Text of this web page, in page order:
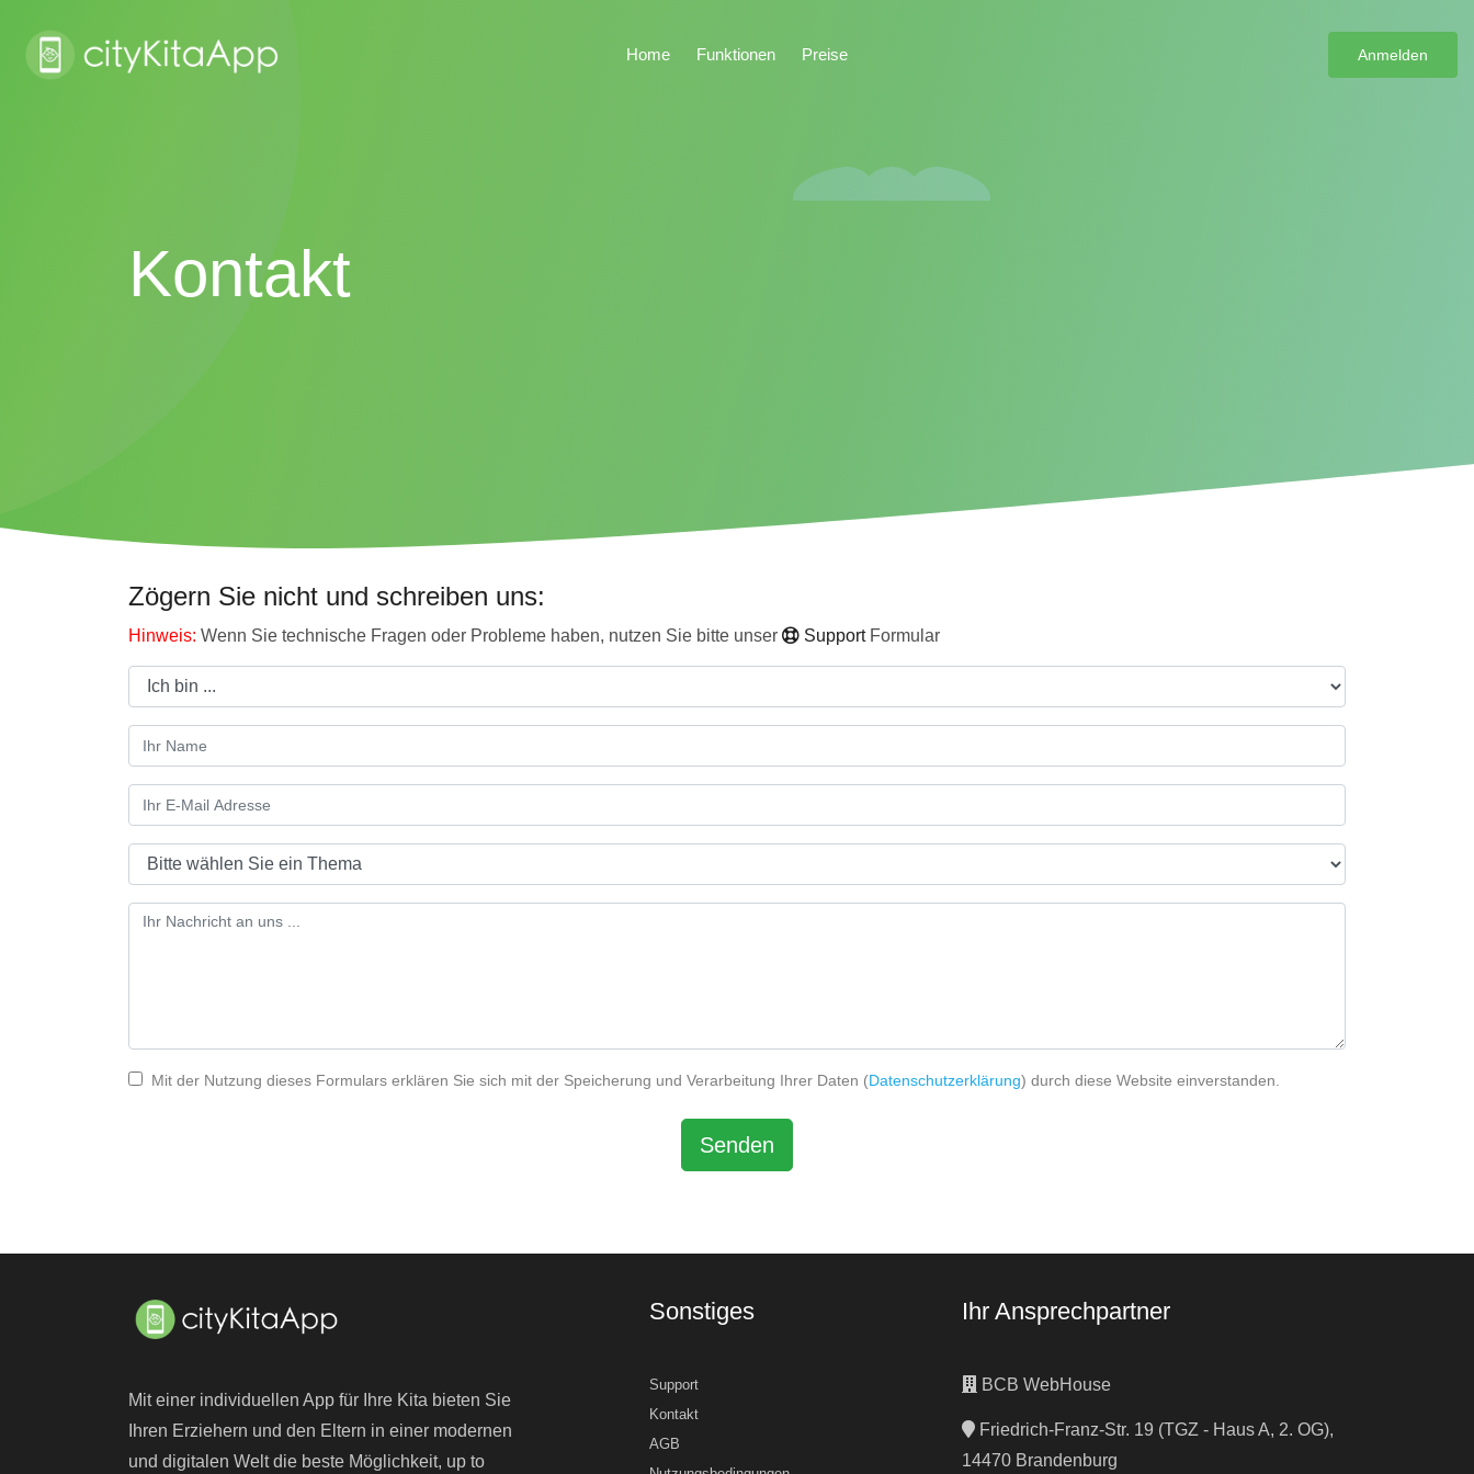
Home Funktionen Preise Anmelden
Kontakt
Zögern Sie nicht und schreiben uns:
Hinweis: Wenn Sie technische Fragen oder Probleme haben, nutzen Sie bitte unser SupportFormular
Mit der Nutzung dieses Formulars erklären Sie sich mit der Speicherung und Verarbeitung Ihrer Daten (Datenschutzerklärung) durch diese Website einverstanden.
Senden
Mit einer individuellen App für Ihre Kita bieten Sie
Ihren Erziehern und den Eltern in einer modernen
und digitalen Welt die beste Möglichkeit, up to
Sonstiges
Support
Kontakt
AGB
Ihr Ansprechpartner
BCB WebHouse
Friedrich-Franz-Str. 19 (TGZ - Haus A, 2. OG),
14470 Brandenburg